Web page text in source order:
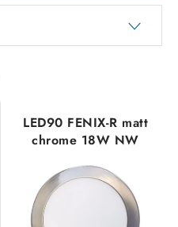
LED90 FENIX-R matt
chrome 18W NW